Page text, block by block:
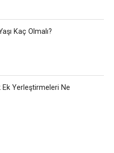
Kaç Olmalı?
Ek Yerleştirmeleri Ne